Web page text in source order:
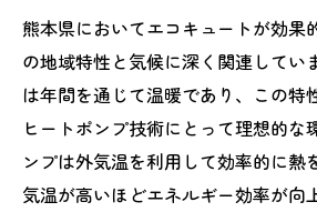
耐震性を強化したエコキ
熊本県での地震対策とし
耐震性のあるエコキュー
エコキュートで熊本県の自然
を実現
熊本県においてエコキュートが効果
の地域特性と気候に深く関連してい
は年間を通じて温暖であり、この特
ヒートポンプ技術にとって理想的な
ンプは外気温を利用して効率的に熱
気温が高いほどエネルギー効率が向